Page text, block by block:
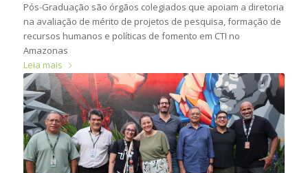
Pós-Graduação são órgãos colegiados que apoiam a diretoria
na avaliação de mérito de projetos de pesquisa, formação de
recursos humanos e políticas de fomento em CTI no
Amazonas
Leia mais